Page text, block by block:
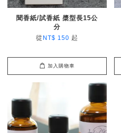
聞香紙/試香紙 槳型長15公
分
從 NT$ 150 起
加入購物車